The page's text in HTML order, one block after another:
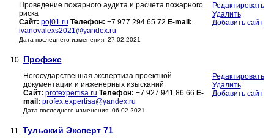
Проведение пожарного аудита и расчета пожарного
риска
Сайт: poj01.ru Телефон: +7 977 294 65 72 E-mail:
ivanovalexs2021@yandex.ru
Дата последнего изменения: 27.02.2021
Редактировать
Удалить
Добавить сайт
10. Профэкс
Негосударственная экспертиза проектной
документации и инженерных изысканий
Сайт: profexpertisa.ru Телефон: +7 927 941 86 66 E-
mail: profex.expertisa@yandex.ru
Дата последнего изменения: 06.02.2021
Редактировать
Удалить
Добавить сайт
11. Тульский Эксперт 71